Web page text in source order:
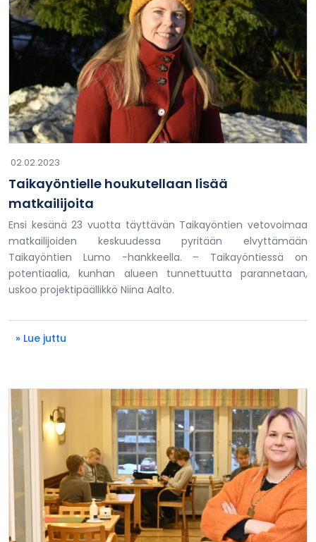
02.02.2023
Taikayöntielle houkutellaan lisää
matkailijoita
Ensi kesänä 23 vuotta täyttävän Taikayöntien vetovoimaa
matkailijoiden keskuudessa pyritään elvyttämään
Taikayöntien Lumo -hankkeella. – Taikayöntiessä on
potentiaalia, kunhan alueen tunnettuutta parannetaan,
uskoo projektipäällikkö Niina Aalto.
» Lue juttu